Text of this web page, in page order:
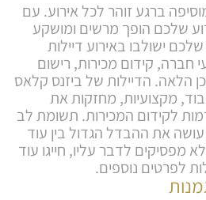
ברגע זוהר לכל אירוע. עם
שלכם הופך מרשים ומושקע
ישולבו באירוע דיילות
חברה, קידום מכירות, רישום
הלאה. הדיילות של ביזנס קלאס
מקצועיות, מחזקות את
לקידום המכירות. תשומת לב
את ההבדל הגדול בין עוד
מפסיקים לדבר עליו, חייגו עוד
לפרטים נוספים.